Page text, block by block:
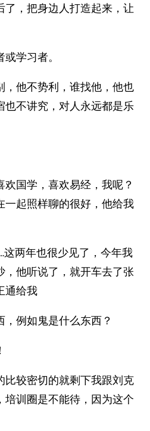
了，把身边人打造起来，让
学习者。
，他不势利，谁找他，他也
也不讲究，对人永远都是乐
国学，喜欢易经，我呢？
一起照样聊的很好，他给我
这两年也很少见了，今年我
，他听说了，就开车去了张
通给我
例如鬼是什么东西？
比较密切的就剩下我跟刘克
培训圈是不能待，因为这个